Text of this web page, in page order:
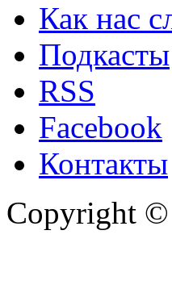
Как нас
Подкасты
RSS
Facebook
Контакты
Copyright